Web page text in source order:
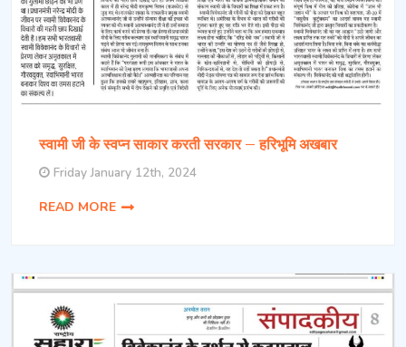
स्वामी जी के स्वप्न साकार करती सरकार – हरिभूमि अखबार
Friday January 12th, 2024
READ MORE